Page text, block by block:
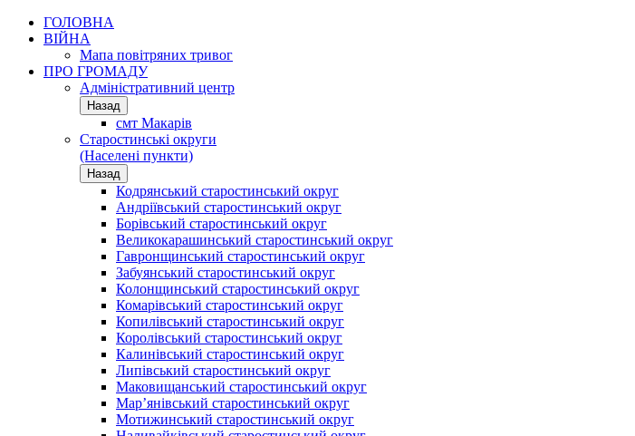
ГОЛОВНА
ВІЙНА
Мапа повітряних тривог
ПРО ГРОМАДУ
Aдміністративний центр
Назад
смт Макарів
Старостинські округи
(Населені пункти)
Назад
Кодрянський старостинський округ
Андріївський старостинський округ
Борівський старостинський округ
Великокарашинський старостинський округ
Гавронщинський старостинський округ
Забуянський старостинський округ
Колонщинський старостинський округ
Комарівський старостинський округ
Копилівський старостинський округ
Королівський старостинський округ
Калинівський старостинський округ
Липівський старостинський округ
Маковищанський старостинський округ
Мар’янівський старостинський округ
Мотижинський старостинський округ